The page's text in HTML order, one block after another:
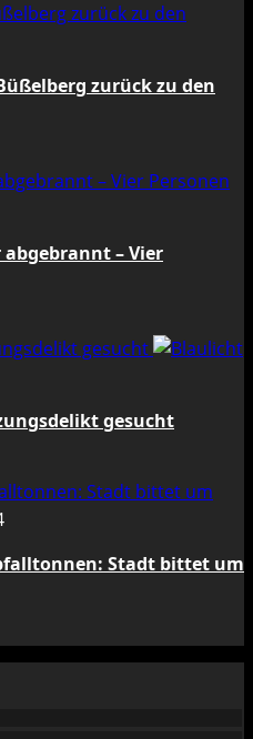
zurück zu den
zurück zu den
– Vier Personen
– Vier
gesucht
gesucht
Stadt bittet um
Stadt bittet um